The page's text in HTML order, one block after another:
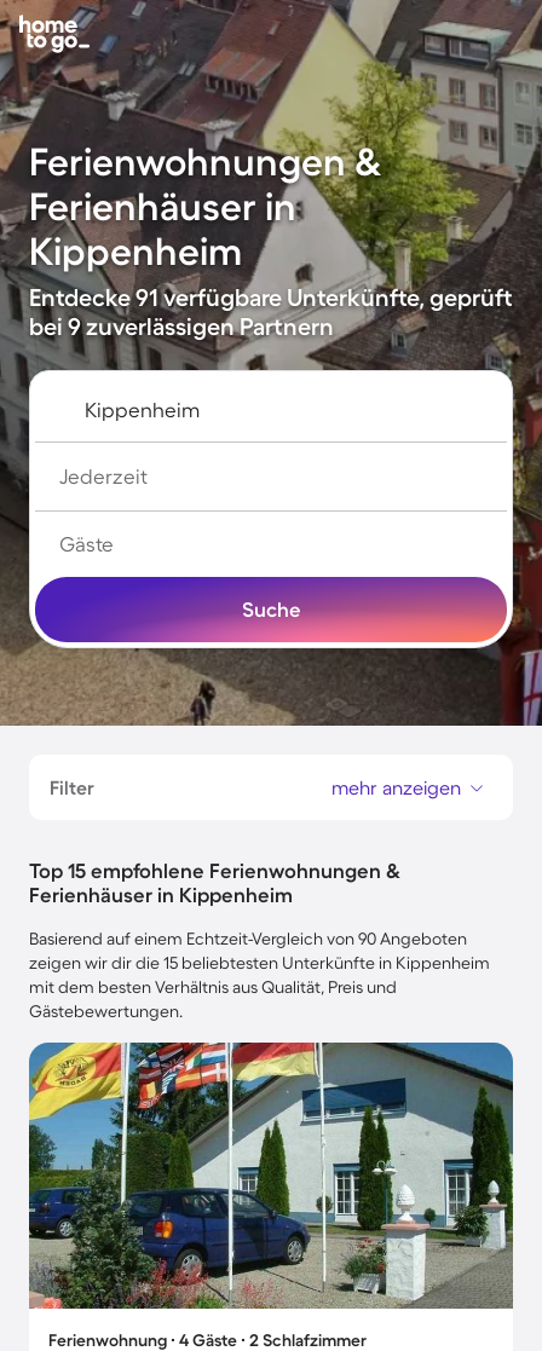
Ferienwohnungen &
Ferienhäuser in
Kippenheim
Entdecke 91 verfügbare Unterkünfte, geprüft
bei 9 zuverlässigen Partnern
Jederzeit
Gäste
Suche
Filter mehr anzeigen
Top 15 empfohlene Ferienwohnungen &
Ferienhäuser in Kippenheim
Basierend auf einem Echtzeit-Vergleich von 90 Angeboten
zeigen wir dir die 15 beliebtesten Unterkünfte in Kippenheim
mit dem besten Verhältnis aus Qualität, Preis und
Gästebewertungen.
Ferienwohnung ∙ 4 Gäste ∙ 2 Schlafzimmer